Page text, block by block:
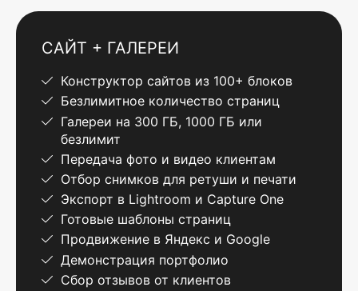
САЙТ + ГАЛЕРЕИ
Конструктор сайтов из 100+ блоков
Безлимитное количество страниц
Галереи на 300 ГБ, 1000 ГБ или
безлимит
Передача фото и видео клиентам
Отбор снимков для ретуши и печати
Экспорт в Lightroom и Capture One
Готовые шаблоны страниц
Продвижение в Яндекс и Google
Демонстрация портфолио
Сбор отзывов от клиентов